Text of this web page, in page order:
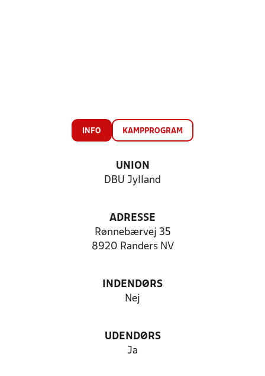
INFO KAMPPROGRAM
UNION
DBU Jylland
ADRESSE
Rønnebærvej 35
8920 Randers NV
INDENDØRS
Nej
UDENDØRS
Ja